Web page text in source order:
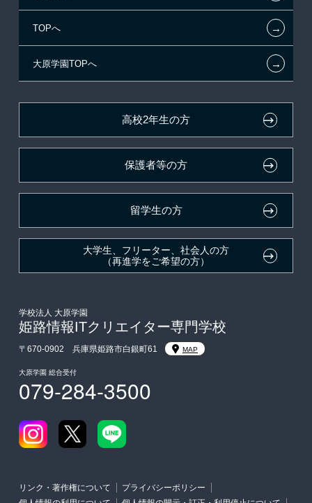
新聞奨学生
試験による特待生制度
取得資格による特待生制度
吹奏楽部による特待生制度
デザインコンクール＆マンガコンクール特待生制度
特別推薦入学
推薦入学
生徒会活動推薦入学
自己推薦入学
大学・短大・公務員併願制度
親族紹介制度
施設・研修所
学生マンションのご案内
大原学園グループ案内
在校生へのお知らせ
各種証明書の発行ご希望の方
採用ご担当の方
TOPへ ←
大原学園TOPへ ←
高校2年生の方
保護者等の方
留学生の方
大学生、フリーター、社会人の方
（再進学をご希望の方）
学校法人 大原学園
姫路情報ITクリエイター専門学校
〒670-0902 兵庫県姫路市白銀町61 MAP
大原学園 総合受付
079-284-3500
リンク・著作権について
プライバシーポリシー